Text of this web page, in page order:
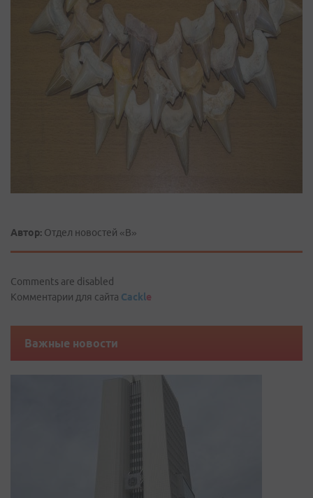
Автор: Отдел новостей «В»
Comments are disabled
Комментарии для сайта Cackle
Важные новости